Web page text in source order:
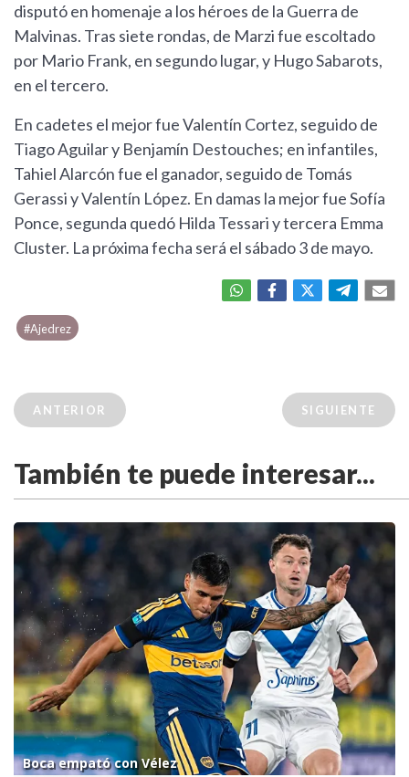
disputó en homenaje a los héroes de la Guerra de
Malvinas. Tras siete rondas, de Marzi fue escoltado
por Mario Frank, en segundo lugar, y Hugo Sabarots,
en el tercero.
En cadetes el mejor fue Valentín Cortez, seguido de
Tiago Aguilar y Benjamín Destouches; en infantiles,
Tahiel Alarcón fue el ganador, seguido de Tomás
Gerassi y Valentín López. En damas la mejor fue Sofía
Ponce, segunda quedó Hilda Tessari y tercera Emma
Cluster. La próxima fecha será el sábado 3 de mayo.
#Ajedrez
ANTERIOR SIGUIENTE
También te puede interesar...
Boca empató con Vélez